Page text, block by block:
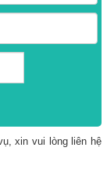
xin vui lòng liên hệ